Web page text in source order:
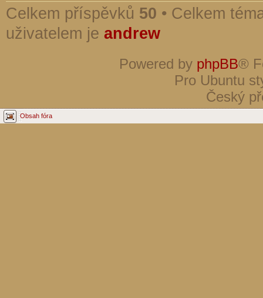
Celkem příspěvků 50 • Celkem
uživatelem je andrew
Powered by phpBB®
Pro Ubuntu
Český
Obsah fóra